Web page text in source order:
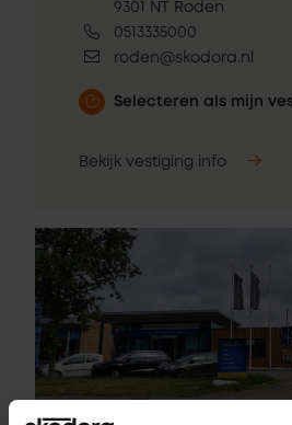
9301 NT Roden
0513335000
roden@skodora.nl
Selecteren als mijn
Bekijk vestiging info